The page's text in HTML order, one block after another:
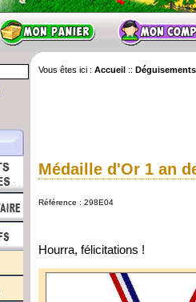
Vous êtes ici : Accueil :: Déguisements
Médaille d'Or 1 an
Référence : 298E04
Hourra, félicitations !